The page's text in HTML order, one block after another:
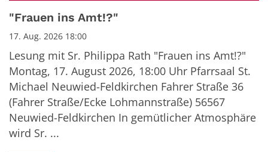
Datum: 17. August 2026
"Frauen ins Amt!?"
17. Aug. 2026 18:00
Lesung mit Sr. Philippa Rath "Frauen ins Amt!?"
Montag, 17. August 2026, 18:00 Uhr Pfarrsaal St.
Michael Neuwied-Feldkirchen Fahrer Straße 36
(Fahrer Straße/Ecke Lohmannstraße) 56567
Neuwied-Feldkirchen In gemütlicher Atmosphäre
wird Sr. ...